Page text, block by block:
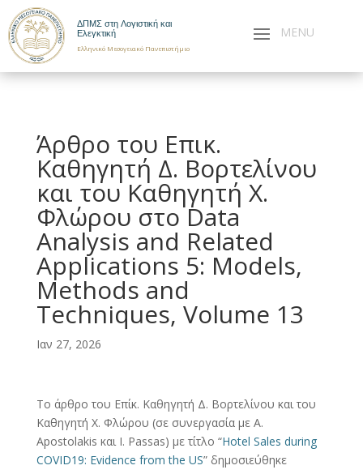
ΔΠΜΣ στη Λογιστική και
Ελεγκτική
Ελληνικό Μεσογειακό Πανεπιστήμιο
Άρθρο του Επικ.
Καθηγητή Δ. Βορτελίνου
και του Καθηγητή Χ.
Φλώρου στο Data
Analysis and Related
Applications 5: Models,
Methods and
Techniques, Volume 13
Ιαν 27, 2026
Το άρθρο του Επίκ. Καθηγητή Δ. Βορτελίνου και του
Καθηγητή Χ. Φλώρου (σε συνεργασία με A.
Apostolakis και I. Passas) με τίτλο “Hotel Sales during
COVID19: Evidence from the US” δημοσιεύθηκε